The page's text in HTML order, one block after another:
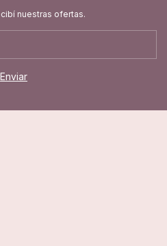
nuestras ofertas.